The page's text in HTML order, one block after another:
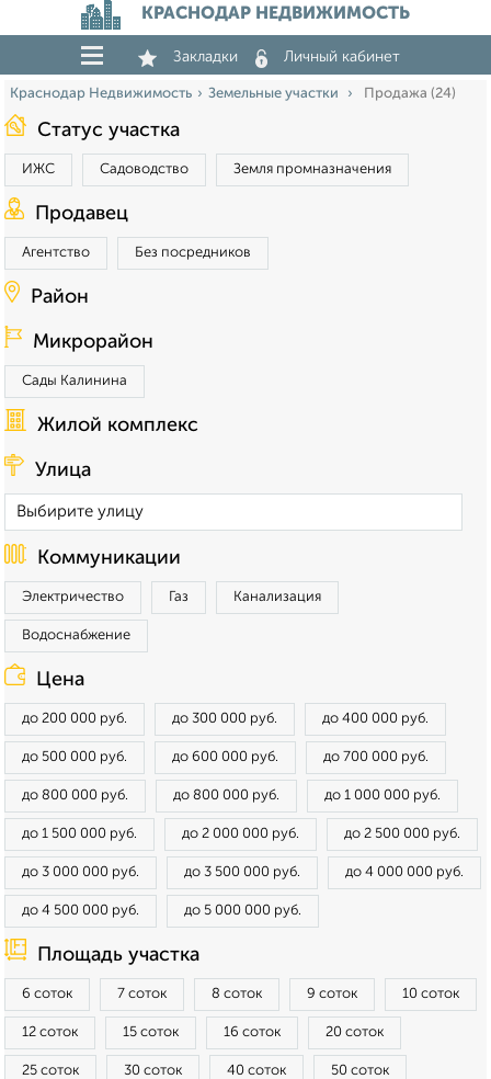
КРАСНОДАР НЕДВИЖИМОСТЬ
Закладки Личный кабинет
Краснодар Недвижимость Земельные участки Продажа (24)
Статус участка
ИЖС Садоводство Земля промназначения
Продавец
Агентство Без посредников
Район
Микрорайон
Сады Калинина
Жилой комплекс
Улица
Коммуникации
Электричество Газ Канализация
Водоснабжение
Цена
до 200 000 руб. до 300 000 руб. до 400 000 руб.
до 500 000 руб. до 600 000 руб. до 700 000 руб.
до 800 000 руб. до 800 000 руб. до 1 000 000 руб.
до 1 500 000 руб. до 2 000 000 руб. до 2 500 000 руб.
до 3 000 000 руб. до 3 500 000 руб. до 4 000 000 руб.
до 4 500 000 руб. до 5 000 000 руб.
Площадь участка
6 соток 7 соток 8 соток 9 соток 10 соток
12 соток 15 соток 16 соток 20 соток
25 соток 30 соток 40 соток 50 соток